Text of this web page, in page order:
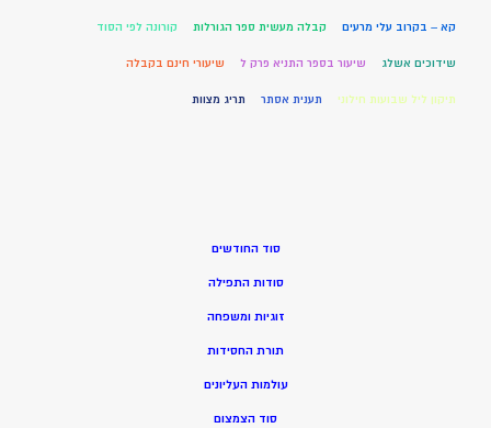
קא – בקרוב עלי מרעים קבלה מעשית ספר הגורלות קורונה לפי הסוד
שידוכים אשלג שיעור בספר התניא פרק ל שיעורי חינם בקבלה
תיקון ליל שבועות חילוני תענית אסתר תריג מצוות
סוד החודשים
סודות התפילה
זוגיות ומשפחה
תורת החסידות
עולמות העליונים
סוד הצמצום